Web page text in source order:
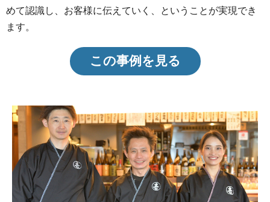
めて認識し、お客様に伝えていく、ということが実現でき
ます。
この事例を見る